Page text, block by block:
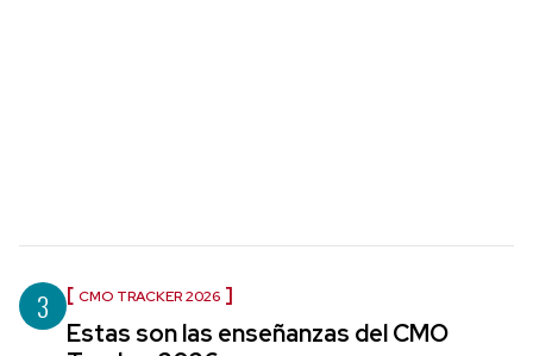
3 CMO TRACKER 2026
Estas son las enseñanzas del CMO